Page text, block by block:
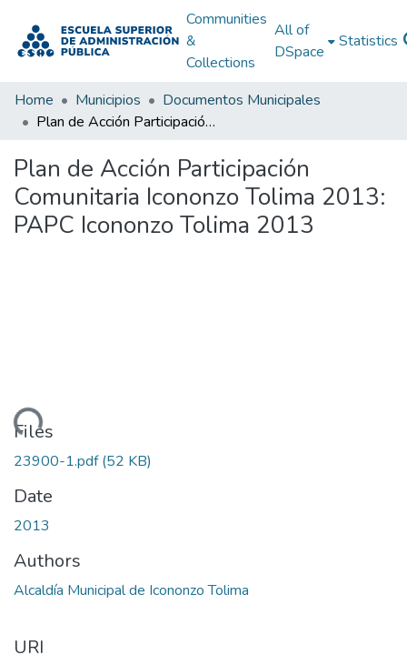
Communities
&
Collections
All of
DSpace
Statistics
Home Municipios
Documentos Municipales
Plan de Acción Participación Comunitaria Icononzo Tolima 2013: PAPC Icononzo Tolima 2013
Plan de Acción Participación
Comunitaria Icononzo Tolima 2013:
PAPC Icononzo Tolima 2013
Files
23900-1.pdf(52 KB)
Date
2013
Authors
Alcaldía Municipal de Icononzo Tolima
URI